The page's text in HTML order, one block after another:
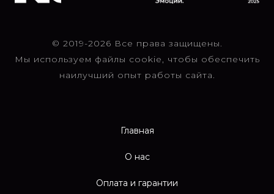
© 2019-2026 Все права защищены.
Мы используем файлы cookie, чтобы обеспечить
наилучший опыт работы сайта.
Главная
О нас
Оплата и гарантии